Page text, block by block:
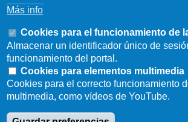
Todos los contenidos de este servidor WEB, son
Universidad de Sevilla, si no se indica lo contrario.
reproducidos libremente y para fines no lucrativos
persona perteneciente a una institución de
investigador. Otras instituciones, organismos,
solicitar el permiso escrito de los propietarios del
Los escudos, logotipos, fotografías y gráficos son
Universidad de Sevilla. Prohibida su reproducción
Más info
Cookies para el funcionamiento de
Almacenar un identificador único de
funcionamiento del portal.
Cookies para elementos multimedia
Cookies para el correcto funcionamiento
multimedia, como vídeos de YouTube.